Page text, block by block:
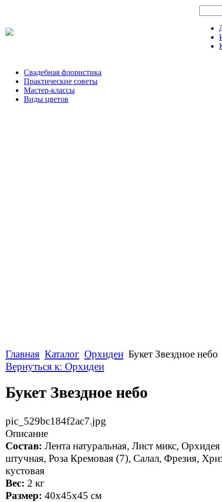
Свадебная флористика
Практические советы
Мастер-классы
Виды цветов
Главная Каталог Орхидеи Букет Звездное небо
Вернуться к: Орхидеи
Букет Звездное небо
pic_529bc184f2ac7.jpg
Описание
Состав: Лента натуральная, Лист микс, Орхидея
штучная, Роза Кремовая (7), Салал, Фрезия,
кустовая
Вес: 2 кг
Размер: 40x45x45 см